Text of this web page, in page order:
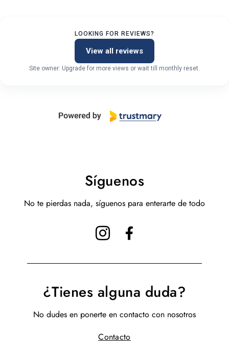
LOOKING FOR REVIEWS?
View all reviews
Site owner: Upgrade for more views or wait till monthly reset.
Síguenos
No te pierdas nada, síguenos para enterarte de todo
¿Tienes alguna duda?
No dudes en ponerte en contacto con nosotros
Contacto